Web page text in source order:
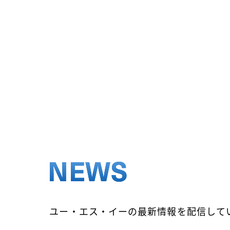
NEWS
ユー ・ エス ・ イーの最新情報を配信して